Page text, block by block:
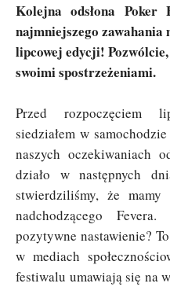
Kolejna odsłona
najmniejszego
lipcowej edycji!
swoimi spostrzeżeniami.
Przed rozpoczęciem
siedziałem w
naszych oczekiwaniach
działo w następnych
stwierdziliśmy, że mamy
nadchodzącego
pozytywne nastawienie?
w mediach
festiwalu umawiają się na